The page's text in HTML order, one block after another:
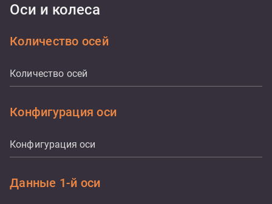
Оси и колеса
Количество осей
Количество осей
Конфигурация оси
Конфигурация оси
Данные 1-й оси